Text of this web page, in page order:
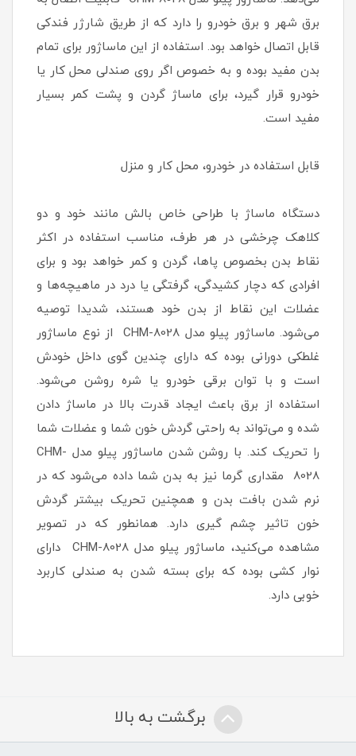
برق شهر و برق خودرو را دارد که از طریق شارژر فندکی
قابل اتصال خواهد بود. استفاده از این ماساژور برای تمام
بدن مفید بوده و به خصوص اگر روی صندلی محل کار یا
خودرو قرار گیرد، برای ماساژ گردن و پشت کمر بسیار
مفید است.
قابل استفاده در خودرو، محل کار و منزل
دستگاه ماساژ با طراحی خاص بالش مانند خود و دو
کلاهک چرخشی در هر طرف، مناسب استفاده در اکثر
نقاط بدن بخصوص پاها، گردن و کمر خواهد بود و برای
افرادی که دچار کشیدگی، گرفتگی یا درد در ماهیچه‌ها و
عضلات این نقاط از بدن خود هستند، شدیدا توصیه
می‌شود. ماساژور پیلو مدل CHM-8028 از نوع ماساژور
غلطکی دورانی بوده که دارای چندین گوی داخل خودش
است و با توان برقی خودرو یا شره روشن می‌شود.
استفاده از برق باعث ایجاد قدرت بالا در ماساژ دادن
شده و می‌تواند به راحتی گردش خون شما و عضلات شما
را تحریک کند. با روشن شدن ماساژور پیلو مدل CHM-
8028 مقداری گرما نیز به بدن شما داده می‌شود که در
نرم شدن بافت بدن و همچنین تحریک بیشتر گردش
خون تاثیر چشم گیری دارد. همانطور که در تصویر
مشاهده می‌کنید، ماساژور پیلو مدل CHM-8028 دارای
نوار کشی بوده که برای بسته شدن به صندلی کاربرد
خوبی دارد.
برگشت به بالا